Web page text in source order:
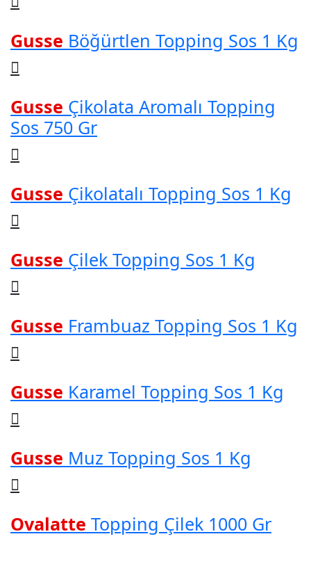
Gusse Böğürtlen Topping Sos 1 Kg
Gusse Çikolata Aromalı Topping
Sos 750 Gr
Gusse Çikolatalı Topping Sos 1 Kg
Gusse Çilek Topping Sos 1 Kg
Gusse Frambuaz Topping Sos 1 Kg
Gusse Karamel Topping Sos 1 Kg
Gusse Muz Topping Sos 1 Kg
Ovalatte Topping Çilek 1000 Gr